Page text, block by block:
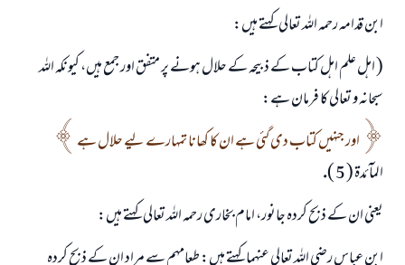
ابن قدامہ رحمہ اللہ تعالى كہتے ہيں:
( اہل علم اہل كتاب كے ذبيحہ كے حلال ہونے پر متفق اور جمع ہيں، كيونكہ اللہ
سبحانہ و تعالى كا فرمان ہے:
اور جنہيں كتاب دى گئى ہے ان كا كھانا تمہارے ليے حلال ہے
المآئدۃ ( 5 ).
يعنى ان كے ذبح كردہ جانور، امام بخارى رحمہ اللہ تعالى كہتے ہيں: